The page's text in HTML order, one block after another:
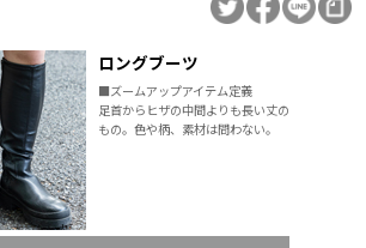
ロングブーツ
■ズームアップアイテム定義
足首からヒザの中間よりも長い丈の
もの。色や柄、素材は問わない。